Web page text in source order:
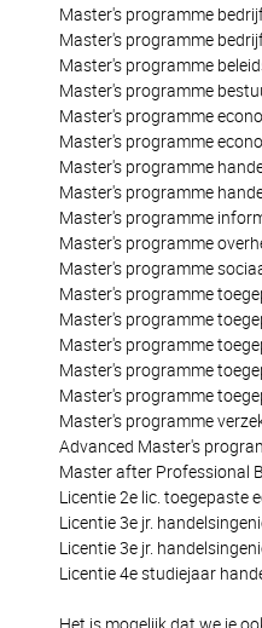
Master's programme
Master's programme
Master's programme
Master's programme
Master's programme
Master's programme
Master's programme
Master's programme
Master's programme
Master's programme
Master's programme
Master's programme
Master's programme
Master's programme
Master's programme
Master's programme
Master's programme
Advanced Master's
Master after Professional
Licentie 2e lic. toegepaste
Licentie 3e jr.
Licentie 3e jr.
Licentie 4e studiejaar